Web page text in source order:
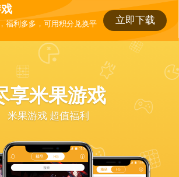
享米果游戏
米果游戏 超值福利
福利多多，可用积分兑换平
立即下载